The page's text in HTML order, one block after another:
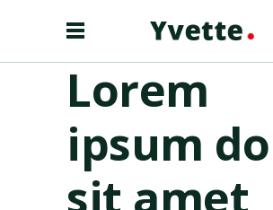
Lorem
ipsum
sit amet